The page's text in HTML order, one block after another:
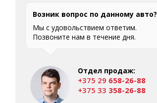
Возник вопрос по данному авто?
Мы с удовольствием ответим.
Позвоните нам в течение дня.
Отдел продаж:
+375 29 658-26-88
+375 33 358-26-88